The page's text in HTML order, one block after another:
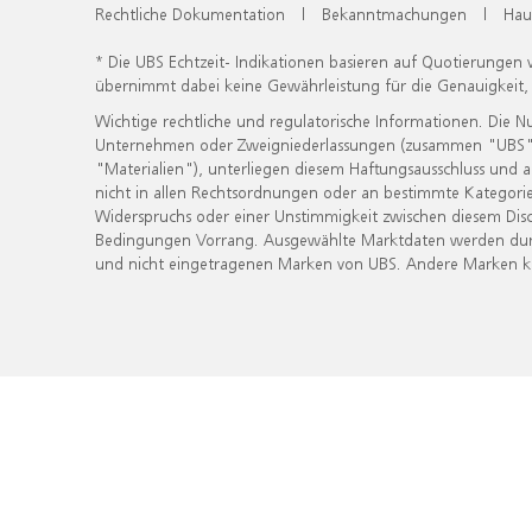
Rechtliche Dokumentation | Bekanntmachungen |
* Die UBS Echtzeit- Indikationen basieren auf
übernimmt dabei keine Gewährleistung für die
Wichtige rechtliche und regulatorische Informationen. Die
Unternehmen oder Zweigniederlassungen (zusammen
"Materialien"), unterliegen diesem Haftungsausschluss
nicht in allen Rechtsordnungen oder an bestimmte
Widerspruchs oder einer Unstimmigkeit zwischen diesem
Bedingungen Vorrang. Ausgewählte Marktdaten werden
und nicht eingetragenen Marken von UBS. Andere Marken